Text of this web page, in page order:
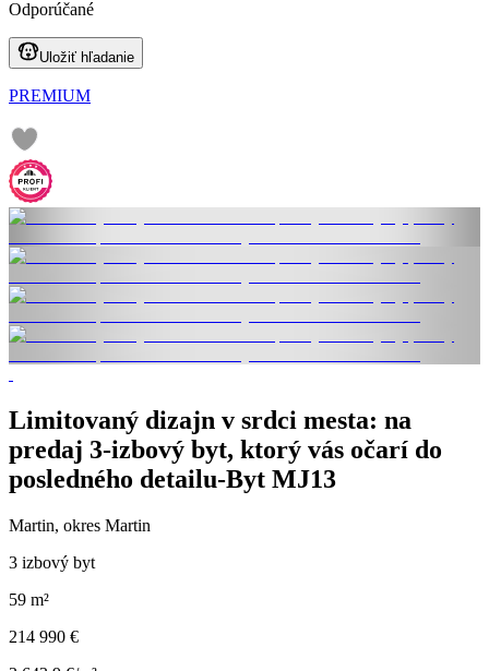
Odporúčané
Uložiť hľadanie
PREMIUM
Limitovaný dizajn v srdci mesta: na
predaj 3-izbový byt, ktorý vás očarí do
posledného detailu-Byt MJ13
Martin, okres Martin
3 izbový byt
59 m²
214 990 €